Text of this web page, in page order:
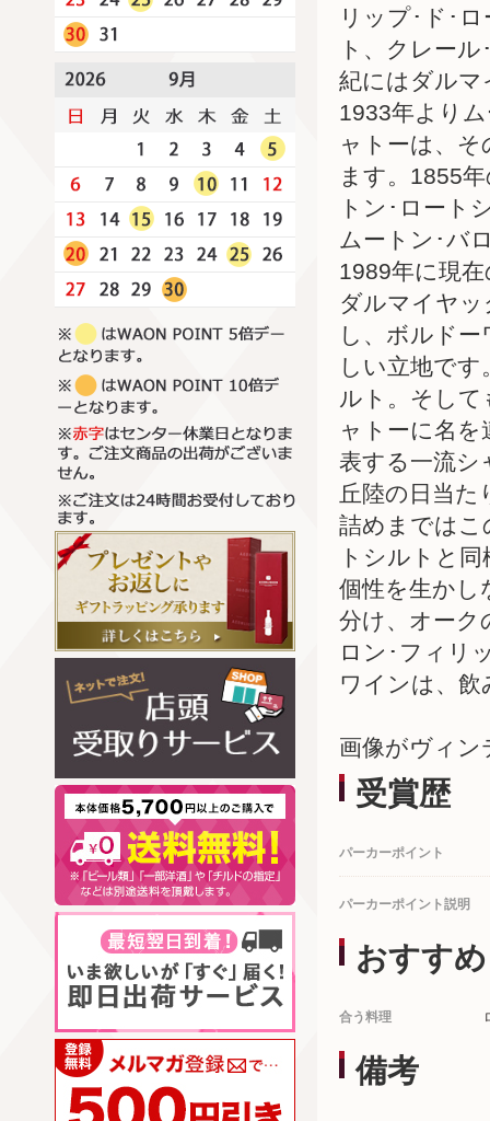
リップ･ド･
ト、クレー
紀にはダルマ
1933年より
ャトーは、
ます。1855
トン･ロート
ムートン･バ
1989年に現
ダルマイヤ
し、ボルド
しい立地で
ルト。そし
ャトーに名
表する一流シ
丘陸の日当
詰めまではこ
トシルトと
個性を生かし
分け、オーク
ロン･フィリ
ワインは、
画像がヴィン
受賞歴
パーカーポイント
パーカーポイント説明
おすすめ
合う料理
備考